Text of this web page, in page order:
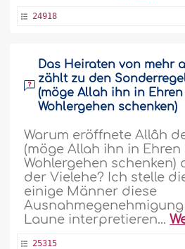
24918
Das Heiraten von mehr
zählt zu den
(möge Allah ihn in
Wohlergehen schenken)
Warum eröffnete Allâh
(möge Allah ihn in
Wohlergehen schenken)
der Vielehe? Ich stelle
einige Männer diese
Laune interpretieren...
25315